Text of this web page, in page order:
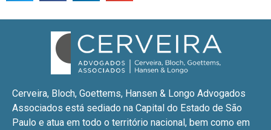
Cerveira, Bloch, Goettems, Hansen & Longo Advogados
Associados está sediado na Capital do Estado de São
Paulo e atua em todo o território nacional, bem como em